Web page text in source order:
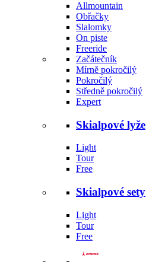
Allmountain
Obřačky
Slalomky
On piste
Freeride
Začátečník
Mírně pokročilý
Pokročilý
Středně pokročilý
Expert
Skialpové lyže
Light
Tour
Free
Skialpové sety
Light
Tour
Free